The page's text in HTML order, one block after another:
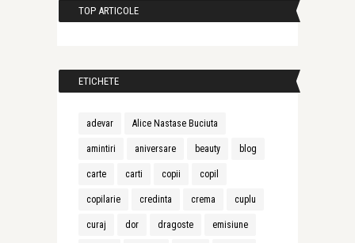
TOP ARTICOLE
ETICHETE
adevar Alice Nastase Buciuta
amintiri aniversare beauty blog
carte carti copii copil
copilarie credinta crema cuplu
curaj dor dragoste emisiune